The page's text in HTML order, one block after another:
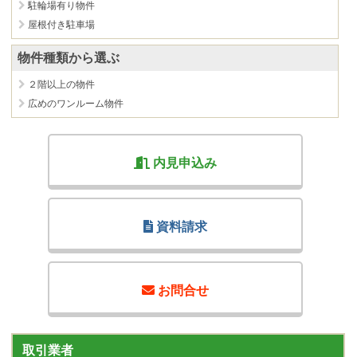
駐輪場有り物件
屋根付き駐車場
物件種類から選ぶ
２階以上の物件
広めのワンルーム物件
内見申込み
資料請求
お問合せ
取引業者